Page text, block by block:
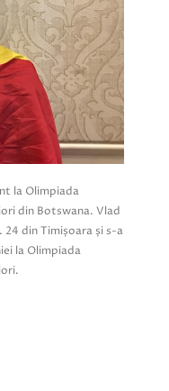
la Olimpiada
din Botswana. Vlad
24 din Timișoara și s-a
la Olimpiada